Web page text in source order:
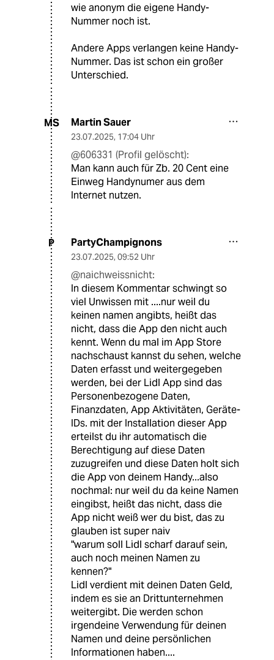
wie anonym die eigene Handy-
Nummer noch ist.
Andere Apps verlangen keine Handy-
Nummer. Das ist schon ein großer
Unterschied.
MS Martin Sauer
23.07.2025, 17:04 Uhr
@606331 (Profil gelöscht):
Man kann auch für Zb. 20 Cent eine
Einweg Handynumer aus dem
Internet nutzen.
P PartyChampignons
23.07.2025, 09:52 Uhr
@naichweissnicht:
In diesem Kommentar schwingt so
viel Unwissen mit ....nur weil du
keinen namen angibts, heißt das
nicht, dass die App den nicht auch
kennt. Wenn du mal im App Store
nachschaust kannst du sehen, welche
Daten erfasst und weitergegeben
werden, bei der Lidl App sind das
Personenbezogene Daten,
Finanzdaten, App Aktivitäten, Geräte-
IDs. mit der Installation dieser App
erteilst du ihr automatisch die
Berechtigung auf diese Daten
zuzugreifen und diese Daten holt sich
die App von deinem Handy...also
nochmal: nur weil du da keine Namen
eingibst, heißt das nicht, dass die
App nicht weiß wer du bist, das zu
glauben ist super naiv
"warum soll Lidl scharf darauf sein,
auch noch meinen Namen zu
kennen?"
Lidl verdient mit deinen Daten Geld,
indem es sie an Drittunternehmen
weitergibt. Die werden schon
irgendeine Verwendung für deinen
Namen und deine persönlichen
Informationen haben....